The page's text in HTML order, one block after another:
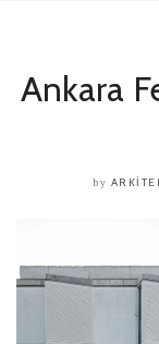
Ankara
by